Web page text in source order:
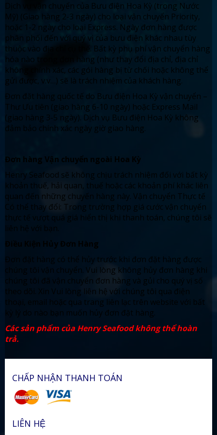
Dịch vụ vận chuyển của Bưu điện Hoa Kỳ (trong Nước
Mỹ) (Giao hàng 2-3 ngày) cho loại vận chuyển Priority,
hoặc 1-2 ngày cho loại Express. Ngày đơn hàng được
phân phối đến với quý vị của bưu điện khác nhau tùy
thuộc vào địa chỉ cụ thể. Bất kỳ phụ phí vận chuyển hàng
hóa nào trong đơn hàng (như thay đổi địa chỉ, địa chỉ
không chính xác, các gói hàng bị từ chối hoặc không thể
gửi được, v.v…) sẽ là trách nhiệm của khách hàng.
Đơn đặt hàng quốc tế do Bưu điện Hoa Kỳ vận chuyển –
Thư Ưu tiên (giao hàng 6-10 ngày) hoặc Express Mail
(giao hàng 3-5 ngày). Dịch vụ Bưu điện Hoa Kỳ không
đảm bảo chính xác ngày giờ giao hàng.
Đơn hàng Vận chuyển ngoài Hoa Kỳ
Henry Seafood sẽ không chịu trách nhiệm đối với bất kỳ
khoản thuế, hải quan, thuế hoặc các khoản phí khác liên
quan đến những chuyến hàng này. Vận chuyển Thực tế
Có thể thay đổi: Trong trường hợp giá cước vận chuyển
thực tế vượt quá giá hiển thị khi thanh toán, chúng tôi sẽ
liên hệ với bạn.
Điều Kiện Hủy Đơn Hàng
Đơn đặt hàng có thể hủy trước khi đơn đặt hàng được
chúng tôi vận chuyển. Vui lòng không hủy đơn hàng khi
chúng tôi đã vận chuyển đơn hàng và gủi cho quý vị số
theo dõi. Xin Vui lòng liên hệ với chúng tôi qua điện
thoại, email hoặc qua trang liên lạc trên website với bất
kỳ lý do nào bạn muốn hủy đơn đặt hàng.
Các sản phẩm của Henry Seafood không thể hoàn
trả.
CHẤP NHẬN THANH TOÁN
LIÊN HỆ